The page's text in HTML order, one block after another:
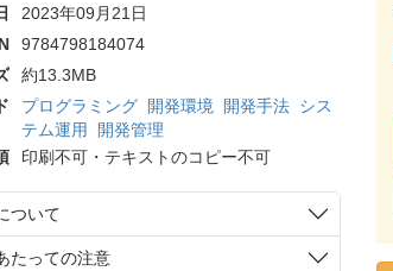
2023年09月21日
9784798184074
約13.3MB
プログラミング 開発環境 開発手法 シス
テム運用
開発管理
印刷不可・テキストのコピー不可
ついて
たっての注意